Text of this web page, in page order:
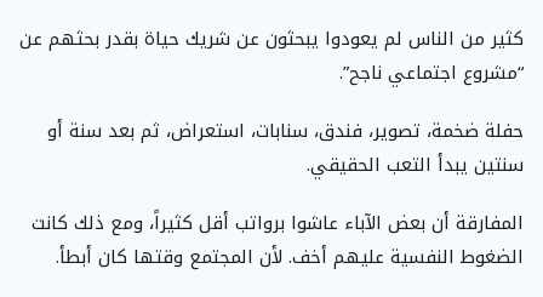
كثير من الناس لم يعودوا يبحثون عن شريك حياة بقدر بحثهم عن
“مشروع اجتماعي ناجح”.
حفلة ضخمة، تصوير، فندق، سنابات، استعراض، ثم بعد سنة أو
سنتين يبدأ التعب الحقيقي.
المفارقة أن بعض الآباء عاشوا برواتب أقل كثيراً، ومع ذلك كانت
الضغوط النفسية عليهم أخف. لأن المجتمع وقتها كان أبطأ.